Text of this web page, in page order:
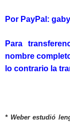
Por PayPal:
Para
nombre
lo contrario la
* Weber estudió